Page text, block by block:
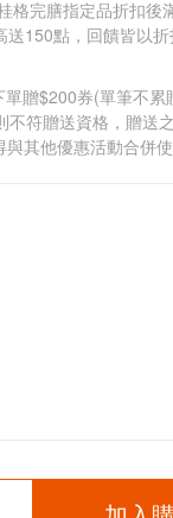
格完膳指定品折扣後
送150點，回饋皆以
贈$200券(單筆不累
不符贈送資格，贈送
其他優惠活動合併